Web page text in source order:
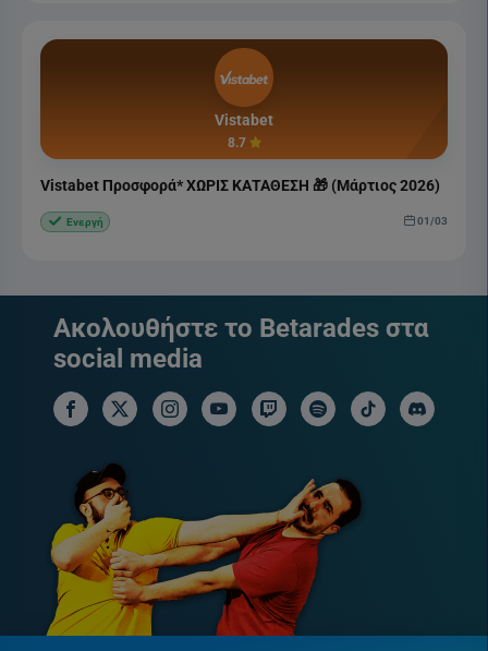
Vistabet
8.7
Vistabet Προσφορά* ΧΩΡΙΣ ΚΑΤΑΘΕΣΗ 🎁 (Μάρτιος 2026)
Ενεργή 01/03
Ακολουθήστε το Betarades στα
social media
facebook social link
x social linkinstagram social link
youtube social link
twitch social link
spotify social link
tiktok social link
discord